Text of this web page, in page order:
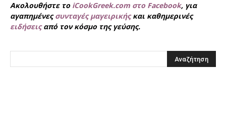
Ακολουθήστε το iCookGreek.com στο Facebook, για
αγαπημένεςσυνταγές μαγειρικήςκαι καθημερινές
ειδήσειςαπό τον κόσμο της γεύσης.